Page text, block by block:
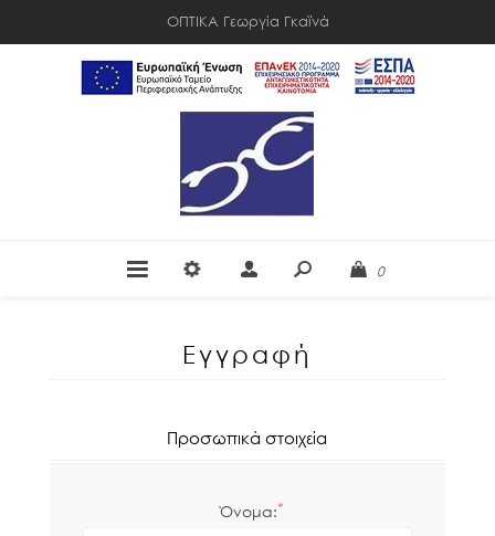
ΟΠΤΙΚΑ Γεωργία Γκαϊνά
0
Εγγραφή
Προσωπικά στοιχεία
Όνομα:*